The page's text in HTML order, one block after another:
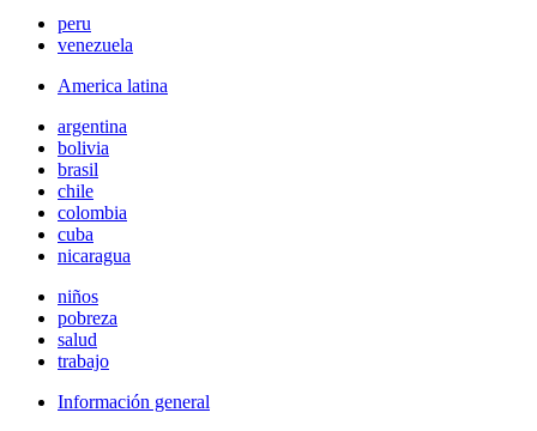
peru
venezuela
America latina
argentina
bolivia
brasil
chile
colombia
cuba
nicaragua
niños
pobreza
salud
trabajo
Información general